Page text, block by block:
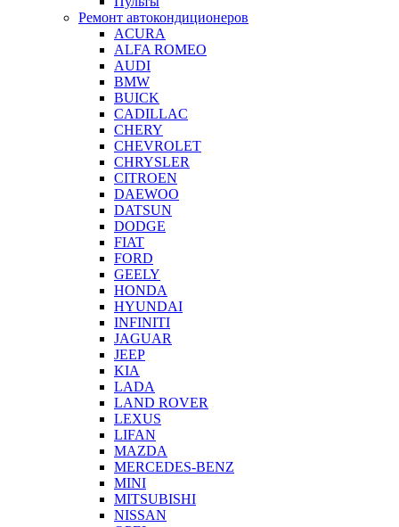
Ремонт автокондиционеров
ACURA
ALFA ROMEO
AUDI
BMW
BUICK
CADILLAC
CHERY
CHEVROLET
CHRYSLER
CITROEN
DAEWOO
DATSUN
DODGE
FIAT
FORD
GEELY
HONDA
HYUNDAI
INFINITI
JAGUAR
JEEP
KIA
LADA
LAND ROVER
LEXUS
LIFAN
MAZDA
MERCEDES-BENZ
MINI
MITSUBISHI
NISSAN